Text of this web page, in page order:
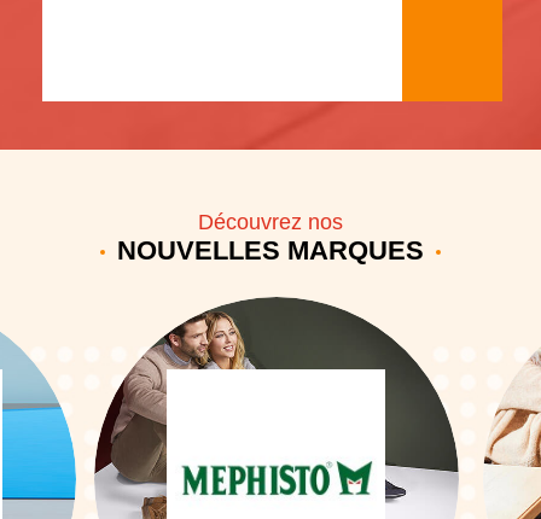
Découvrez nos
NOUVELLES MARQUES